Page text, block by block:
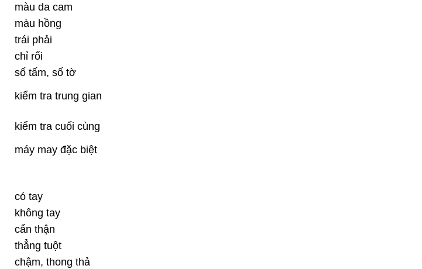
màu da cam
màu hồng
trái phải
chỉ rối
số tấm, số tờ
kiểm tra trung gian
kiểm tra cuối cùng
máy may đặc biệt
có tay
không tay
cẩn thận
thẳng tuột
chậm, thong thả